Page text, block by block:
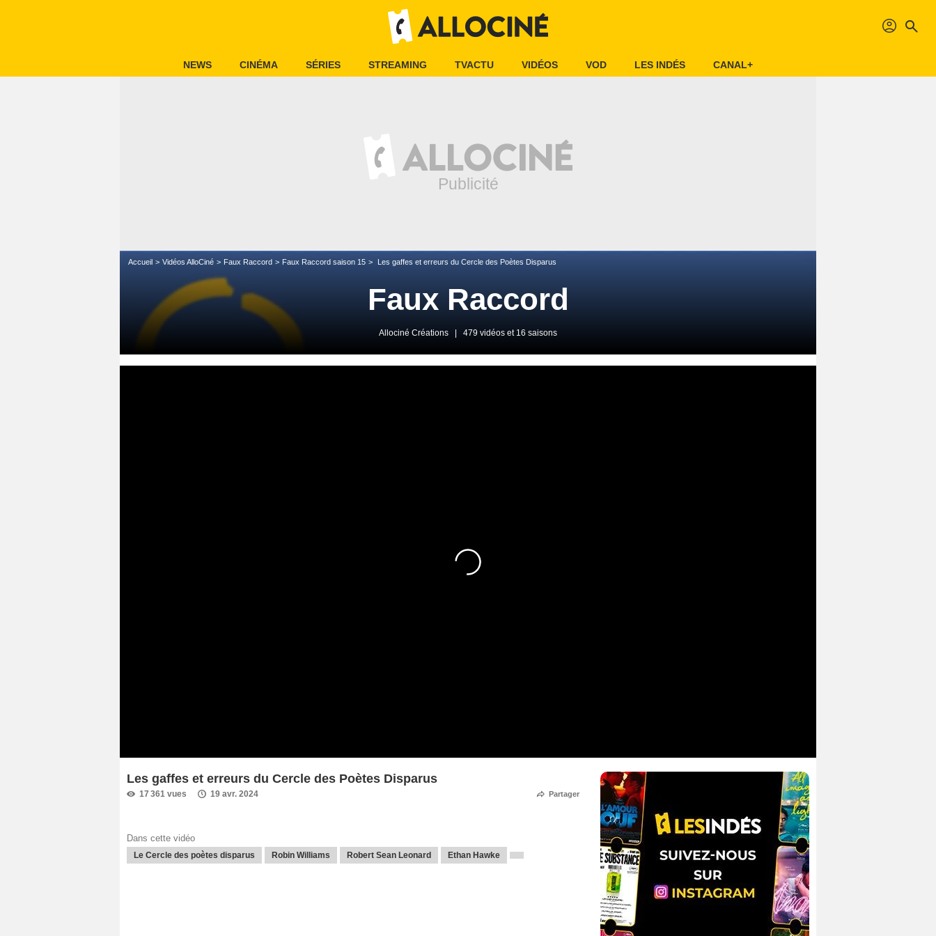
profil search
NEWS CINÉMA SÉRIES STREAMING TVACTU VIDÉOS VOD LES INDÉS CANAL+
Accueil Vidéos AlloCiné Faux Raccord Faux Raccord saison 15 Les gaffes et erreurs du Cercle des Poètes Disparus
Faux Raccord
Allociné Créations 479 vidéos et 16 saisons
Les gaffes et erreurs du Cercle des Poètes Disparus
17 361 vues 19 avr. 2024 Partager
Dans cette vidéo
Le Cercle des poètes disparus Robin Williams Robert Sean Leonard Ethan Hawke